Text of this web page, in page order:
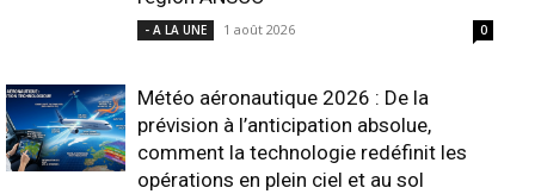
- A LA UNE 1 août 2026 0
Météo aéronautique 2026 : De la
prévision à l’anticipation absolue,
comment la technologie redéfinit les
opérations en plein ciel et au sol